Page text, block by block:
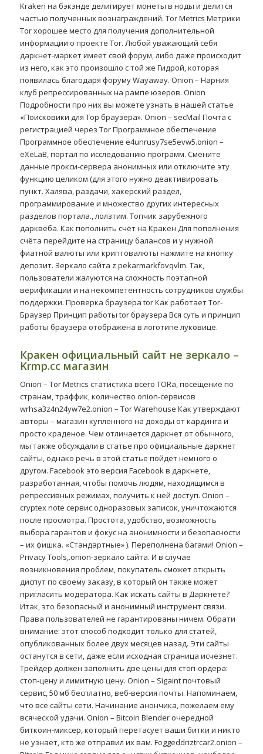
Kraken на бэкэнде делигирует монеты в ноды и делится
частью полученных вознаграждений. Tor Metrics Метрики
Tor хорошее место для получения дополнительной
информации о проекте Tor. Любой уважающий себя
даркнет-маркет имеет свой форум, либо даже происходит
из него, как это произошло с той же Гидрой, которая
появилась благодаря форуму Wayaway. Onion – Нарния
клуб репрессированных на рампе юзеров. Onion
Подробности про них вы можете узнать в нашей статье
«Поисковики для Тор браузера». Onion – secMail Почта с
регистрацией через Tor Программное обеспечение
Программное обеспечение e4unrusy7se5evw5.onion –
eXeLaB, портал по исследованию программ. Смените
данные прокси-сервера анонимных или отключите эту
функцию целиком (для этого нужно деактивировать
пункт. Халява, раздачи, хакерский раздел,
программирование и множество других интересных
разделов портала., лолзтим. Топчик зарубежного
дарквеба. Как пополнить счёт на Кракен Для пополнения
счёта перейдите на страницу балансов и у нужной
фиатной валюты или криптовалюты нажмите на кнопку
депозит. Зеркало сайта z pekarmarkfovqvlm. Так,
пользователи жалуются на сложность поэтапной
верификации и на некомпетентность сотрудников службы
поддержки. Проверка браузера tor Как работает Tor-
Браузер Принцип работы tor браузера Вся суть и принцип
работы браузера отображена в логотипе луковице.
Кракен официальный сайт не зеркало –
Krmp.cc магазин
Onion – Tor Metrics статистика всего TORа, посещение по
странам, траффик, количество onion-сервисов
wrhsa3z4n24yw7e2.onion – Tor Warehouse Как утверждают
авторы – магазин купленного на доходы от кардинга и
просто краденое. Чем отличается даркнет от обычного,
мы также обсуждали в статье про официальные даркнет
сайты, однако речь в этой статье пойдёт немного о
другом. Facebook это версия Facebook в даркнете,
разработанная, чтобы помочь людям, находящимся в
репрессивных режимах, получить к ней доступ. Onion –
cryptex note сервис одноразовых записок, уничтожаются
после просмотра. Простота, удобство, возможность
выбора гарантов и фокус на анонимности и безопасности
– их фишка. «Стандартные» ). Переполнена багами! Onion –
Privacy Tools,.onion-зеркало сайта. И в случае
возникновения проблем, покупатель сможет открыть
диспут по своему заказу, в который он также может
пригласить модератора. Как искать сайты в Даркнете?
Итак, это безопасный и анонимный инструмент связи.
Права пользователей не гарантированы ничем. Обрати
внимание: этот способ подходит только для статей,
опубликованных более двух месяцев назад. Эти сайты
останутся в сети, даже если исходная страница исчезнет.
Трейдер должен заполнить две цены для стоп-ордера:
стоп-цену и лимитную цену. Onion – Sigaint почтовый
сервис, 50 мб бесплатно, веб-версия почты. Напоминаем,
что все сайты сети. Начинание анончика, пожелаем ему
всяческой удачи. Onion – Bitcoin Blender очередной
биткоин-миксер, который перетасует ваши битки и никто
не узнает, кто же отправил их вам. Foggeddriztrcar2.onion –